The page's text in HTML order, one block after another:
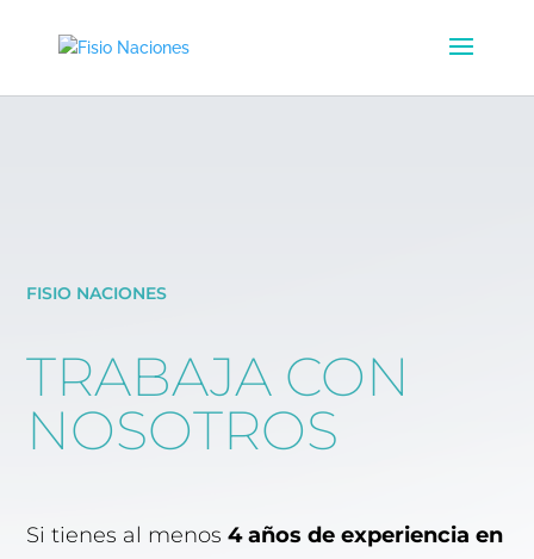
FISIO NACIONES
TRABAJA CON
NOSOTROS
Si tienes al menos4 años de experiencia en